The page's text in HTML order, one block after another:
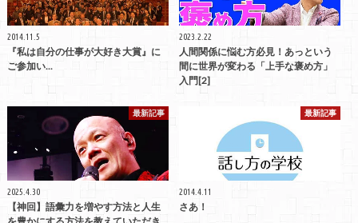
2014.11.5
『私は自分の仕事が大好き大賞』に
ご参加い...
2023.2.22
人間関係に悩む方必見！あっという
間に世界が変わる「上手な褒め方」
入門[2]
最新記事
2025.4.30
【神回】語彙力を増やす方法と人生
最新記事
2014.4.11
さあ！